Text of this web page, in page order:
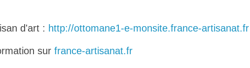
d'art : http://ottomane1-e-monsite.france-artisanat.fr
sur france-artisanat.fr